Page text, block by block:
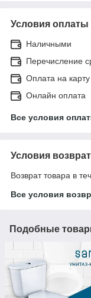
Условия оплаты
Наличными
Перечисление
Оплата на
Онлайн оплата
Все условия
Условия
Возврат товара в
Все условия
Подобные